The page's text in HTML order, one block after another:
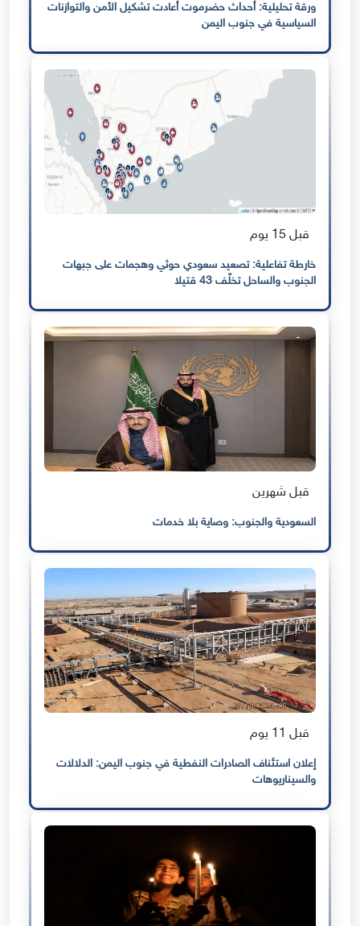
ورقة تحليلية: أحداث حضرموت أعادت تشكيل الأمن والتوازنات
السياسية في جنوب اليمن
قبل 15 يوم
خارطة تفاعلية: تصعيد سعودي حوثي وهجمات على جبهات
الجنوب والساحل تخلّف 43 قتيلا
قبل شهرين
السعودية والجنوب: وصاية بلا خدمات
قبل 11 يوم
إعلان استئناف الصادرات النفطية في جنوب اليمن: الدلالات
والسيناريوهات